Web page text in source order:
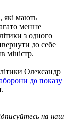
які мають
менше
з одного
до себе
міністр.
Олександр
до показу
на наш